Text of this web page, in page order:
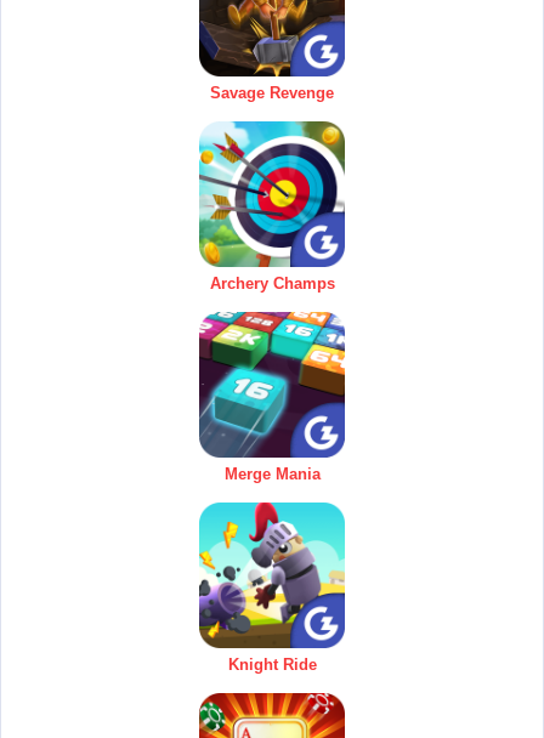
Savage Revenge
Archery Champs
Merge Mania
Knight Ride